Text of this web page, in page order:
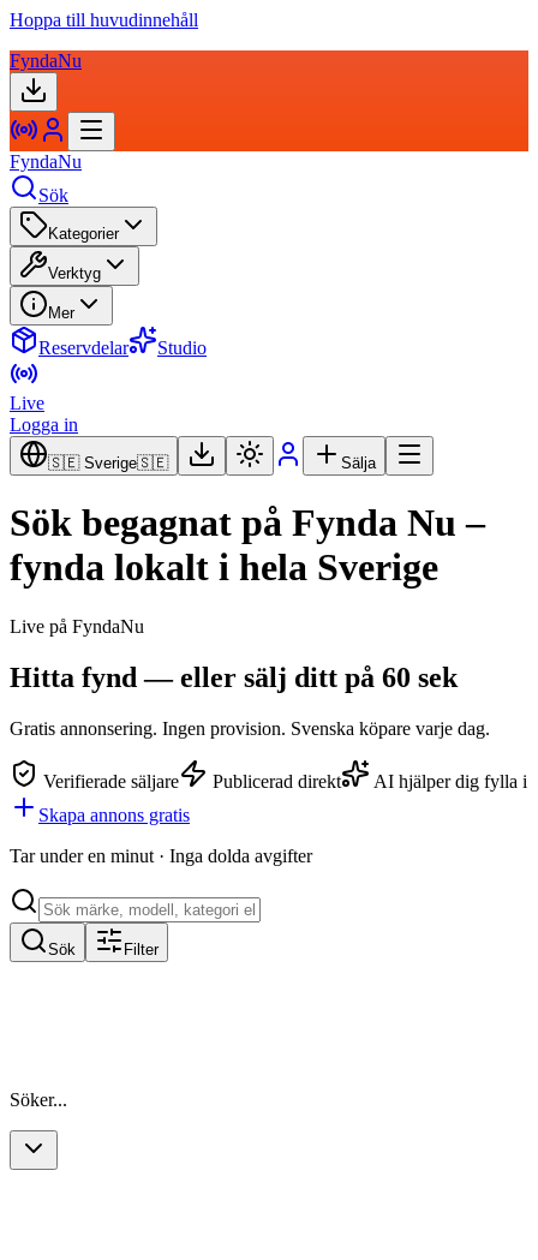
Hoppa till huvudinnehåll
FyndaNu
FyndaNu
Sök
Kategorier
Verktyg
Mer
Reservdelar Studio
Live
Logga in
🇸🇪 Sverige🇸🇪 Sälja
Sök begagnat på Fynda Nu –
fynda lokalt i hela Sverige
Live på FyndaNu
Hitta fynd — eller sälj ditt på 60 sek
Gratis annonsering. Ingen provision. Svenska köpare varje dag.
Verifierade säljare Publicerad direkt
AI hjälper dig fylla i
Skapa annons gratis
Tar under en minut · Inga dolda avgifter
Sök Filter
Söker...